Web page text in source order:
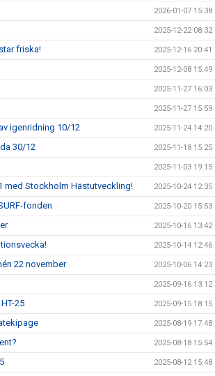
2026-01-07 15:38
2025-12-22 08:32
friska! 2025-12-16 20:41
2025-12-08 15:49
2025-11-27 16:03
2025-11-27 15:59
igenridning 10/12 2025-11-24 14:20
30/12 2025-11-18 15:25
2025-11-03 19:15
med Stockholm Hästutveckling! 2025-10-24 12:35
fonden 2025-10-20 15:53
2025-10-16 13:42
2025-10-14 12:46
22 november 2025-10-06 14:23
2025-09-16 13:12
25 2025-09-15 18:15
2025-08-19 17:48
2025-08-18 15:54
2025-08-12 15:48